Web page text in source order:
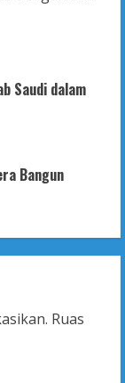
Saudi dalam
Bangun
Ruas